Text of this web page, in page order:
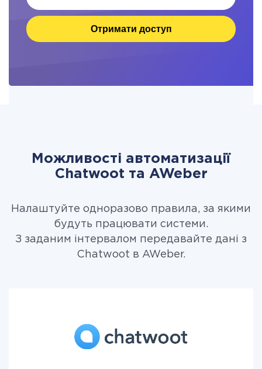
Отримати доступ
Можливості автоматизації
Chatwoot та AWeber
Налаштуйте одноразово правила, за якими
будуть працювати системи.
З заданим інтервалом передавайте дані з
Chatwoot в AWeber.